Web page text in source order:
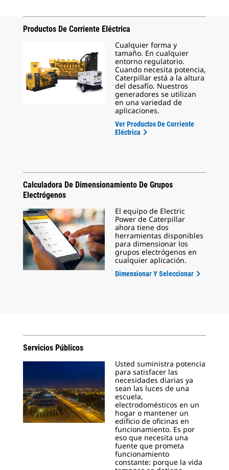
Productos De Corriente Eléctrica
Cualquier forma y
tamaño. En cualquier
entorno regulatorio.
Cuando necesita potencia,
Caterpillar está a la altura
del desafío. Nuestros
generadores se utilizan
en una variedad de
aplicaciones.
Ver Productos De Corriente
Eléctrica
Calculadora De Dimensionamiento De Grupos
Electrógenos
El equipo de Electric
Power de Caterpillar
ahora tiene dos
herramientas disponibles
para dimensionar los
grupos electrógenos en
cualquier aplicación.
Dimensionar Y Seleccionar
Servicios Públicos
Usted suministra potencia
para satisfacer las
necesidades diarias ya
sean las luces de una
escuela,
electrodomésticos en un
hogar o mantener un
edificio de oficinas en
funcionamiento. Es por
eso que necesita una
fuente que prometa
funcionamiento
constante: porque la vida